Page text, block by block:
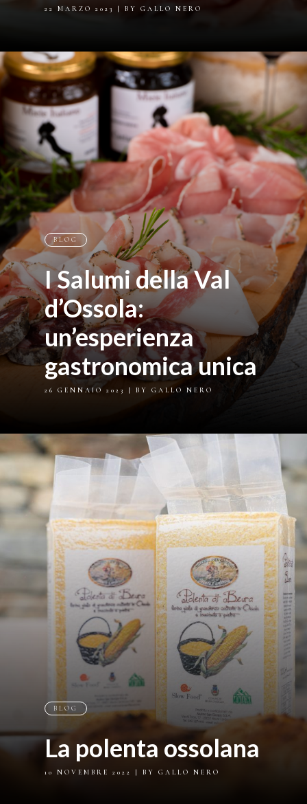
22 MARZO 2023 | BY GALLO NERO
BLOG
I Salumi della Val
d’Ossola:
un’esperienza
gastronomica unica
26 GENNAIO 2023 | BY GALLO NERO
BLOG
La polenta ossolana
10 NOVEMBRE 2022 | BY GALLO NERO